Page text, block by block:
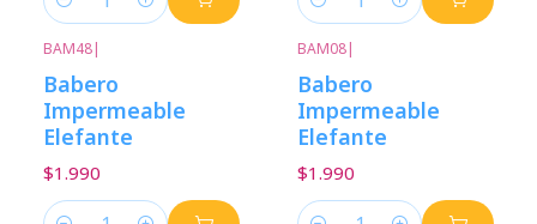
Cantidad Cantidad
BAM48|
Babero
Impermeable
Elefante
$1.990
BAM08|
Babero
Impermeable
Elefante
$1.990